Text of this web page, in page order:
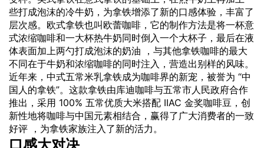
些打成泡沫的冷牛奶，为拿铁增添了新的口感体验，丰富了
层次感。欧式拿铁也叫欧蕾咖啡，它的制作方法是将一杯意
式浓缩咖啡和一大杯热牛奶同时倒入一个大杯子，最后在液
体表面加上两勺打成泡沫的奶油 ，与其他拿铁咖啡的最大
不同在于牛奶和浓缩咖啡的同时注入，营造出别样的风味。
近年来，中式五常米乳拿铁成为咖啡界的新宠，被誉为 “中
国人的拿铁”。这款拿铁由库迪咖啡与五常市人民政府合作
推出，采用 100% 五常优质大米搭配 IIAC 金奖咖啡豆，创
新性地将咖啡与中国元素相结合，赢得了广大消费者的一致
好评 ，为拿铁家族注入了新的活力。
口感大对决